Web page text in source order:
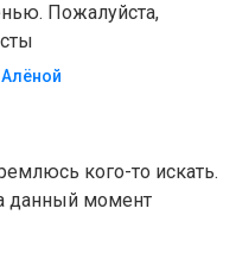
Пожалуйста,
кого-то искать.
данный момент